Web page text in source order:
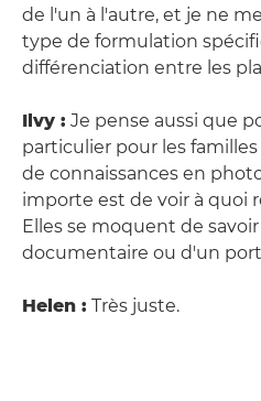
de l'un à l'autre, et je ne
type de formulation
différenciation entre les
Ilvy : Je pense aussi que
particulier pour les
de connaissances en
importe est de voir à quoi
Elles se moquent de
documentaire ou d'un
Helen : Très juste.